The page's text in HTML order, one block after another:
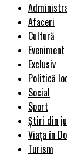
Afaceri
Cultură
Eveniment
Exclusiv
Politică
Social
Sport
Știri din
Viața în
Turism